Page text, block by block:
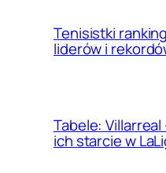
Tenisistki
liderów i
Tabele: Villarreal
ich starcie w